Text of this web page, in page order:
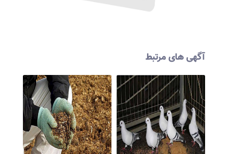
آگهی های مرتبط